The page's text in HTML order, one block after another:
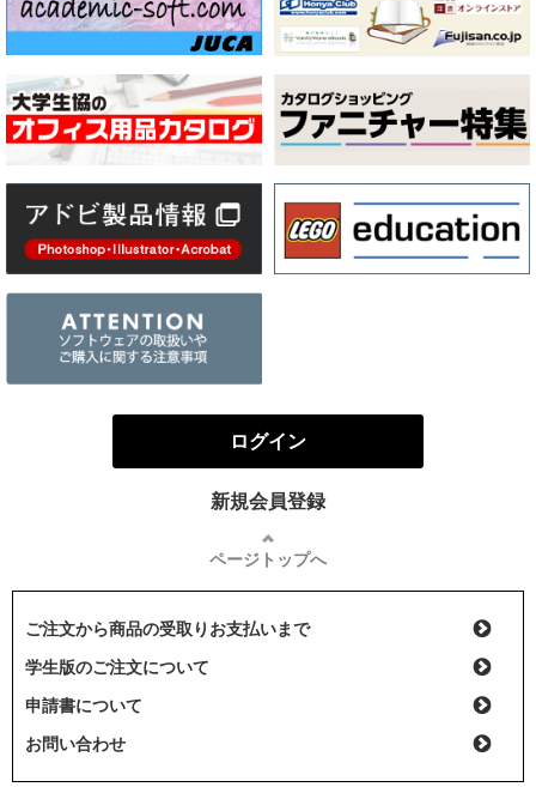
ログイン
新規会員登録
ページトップへ
ご注文から商品の受取りお支払いまで
学生版のご注文について
申請書について
お問い合わせ